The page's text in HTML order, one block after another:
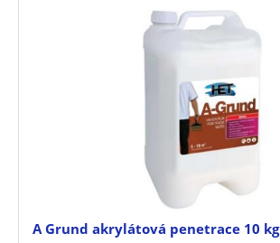
A Grund akrylátová penetrace 10 kg